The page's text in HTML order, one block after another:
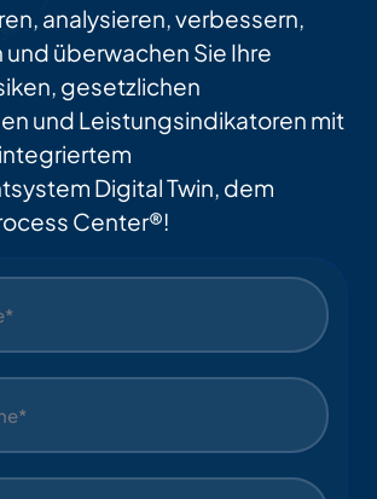
analysieren, verbessern,
überwachen Sie Ihre
gesetzlichen
und Leistungsindikatoren mit
Digital Twin, dem
Center®!